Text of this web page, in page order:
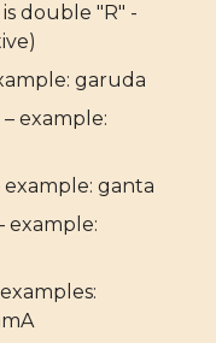
double "R" -
garuda
example:
example: ganta
example: